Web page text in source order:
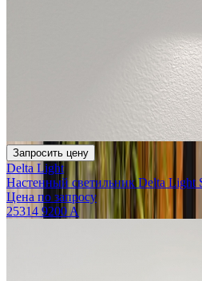
Запросить цену
Delta Light
Настенный светильник Delta Light
Цена по запросу
25314 9200 A